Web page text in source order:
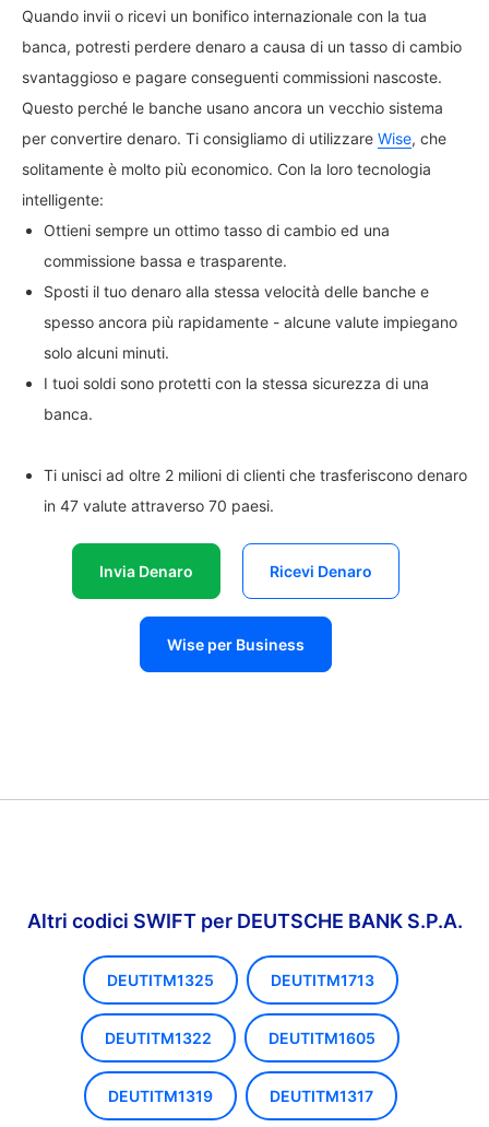
Quando invii o ricevi un bonifico internazionale con la tua
banca, potresti perdere denaro a causa di un tasso di cambio
svantaggioso e pagare conseguenti commissioni nascoste.
Questo perché le banche usano ancora un vecchio sistema
per convertire denaro. Ti consigliamo di utilizzare Wise, che
solitamente è molto più economico. Con la loro tecnologia
intelligente:
Ottieni sempre un ottimo tasso di cambio ed una
commissione bassa e trasparente.
Sposti il tuo denaro alla stessa velocità delle banche e
spesso ancora più rapidamente - alcune valute impiegano
solo alcuni minuti.
I tuoi soldi sono protetti con la stessa sicurezza di una
banca.
Ti unisci ad oltre 2 milioni di clienti che trasferiscono denaro
in 47 valute attraverso 70 paesi.
Invia Denaro Ricevi Denaro
Wise per Business
Altri codici SWIFT per DEUTSCHE BANK S.P.A.
DEUTITM1325 DEUTITM1713
DEUTITM1322 DEUTITM1605
DEUTITM1319 DEUTITM1317